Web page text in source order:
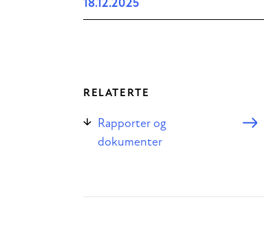
18.12.2025
RELATERTE
Rapporter og
dokumenter